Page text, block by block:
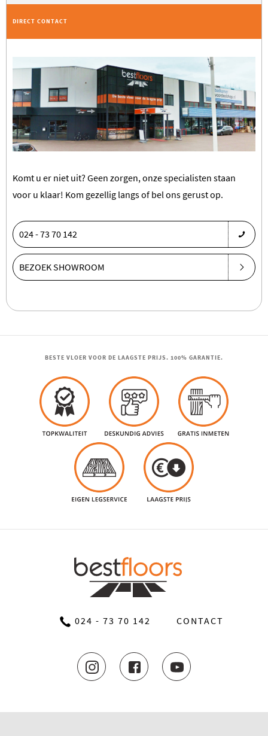
DIRECT CONTACT
Komt u er niet uit? Geen zorgen, onze specialisten staan
voor u klaar! Kom gezellig langs of bel ons gerust op.
024 - 73 70 142
BEZOEK SHOWROOM
BESTE VLOER VOOR DE LAAGSTE PRIJS. 100% GARANTIE.
024 - 73 70 142 CONTACT